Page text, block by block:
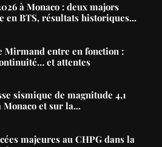
à Monaco : deux majors
en BTS, résultats historiques...
Mirmand entre en fonction :
et attentes
sismique de magnitude 4,1
Monaco et sur la...
majeures au CHPG dans la